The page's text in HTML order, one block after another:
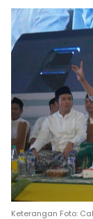
Keterangan Foto: